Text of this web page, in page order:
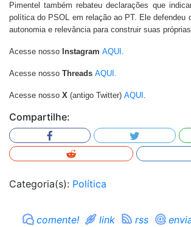
Pimentel também rebateu declarações que
política do PSOL em relação ao PT. Ele defendeu
autonomia e relevância para construir suas
Acesse nosso Instagram AQUI .
Acesse nosso Threads AQUI.
Acesse nosso X (antigo Twitter) AQUI .
Compartilhe:
Categoria(s): Política
comente! link rss